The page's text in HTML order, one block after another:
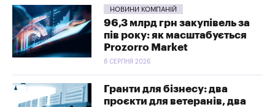
НОВИНИ КОМПАНІЙ
96,3 млрд грн закупівель за
пів року: як масштабується
Prozorro Market
8 СЕРПНЯ 2026
Гранти для бізнесу: два
проєкти для ветеранів, два